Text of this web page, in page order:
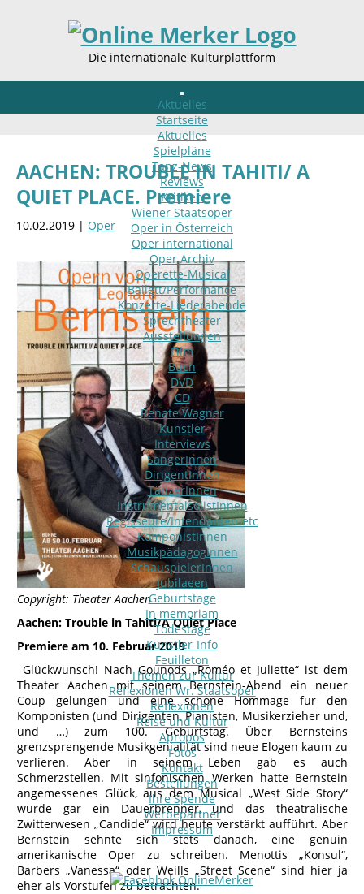
Die internationale Kulturplattform
Aktuelles
Startseite
Aktuelles
Spielpläne
Tanz-News
Reviews
Kritiken
Wiener Staatsoper
Oper in Österreich
Oper international
Oper Archiv
Operette-Musical
Ballett/Performance
Konzerte-Liederabende
Sprechtheater
Ausstellungen
Film
Buch
DVD
CD
Renate Wagner
Künstler
Interviews
SängerInnen
DirigentInnen
TänzerInnen
InstrumentalsolistInnen
Regisseure/Intendanten-etc
KomponistInnen
MusikpädagogInnen
SchauspielerInnen
Jubilaeen
Geburtstage
In memoriam
Todestage
Künstler-Info
Feuilleton
Themen zur Kultur
Reflexionen Wr. Staatsoper
Reflexionen
Reise und Kultur
Apropos
Fotos
Kontakt
Bestellungen
Ihre Spende
Werbepartner
Impressum
AACHEN: TROUBLE IN TAHITI/ A
QUIET PLACE. Premiere
10.02.2019 | Oper
Copyright: Theater Aachen
Aachen: Trouble in Tahiti/A Quiet Place
Premiere am 10. Februar 2019
Glückwunsch! Nach Gounods „Roméo et Juliette“ ist dem
Theater Aachen mit seinem Bernstein-Abend ein neuer
Coup gelungen und eine schöne Hommage für den
Komponisten (und Dirigenten, Pianisten, Musikerzieher und,
und …) zum 100. Geburtstag. Über Bernsteins
grenzsprengende Musikgenialität sind neue Elogen kaum zu
verlieren. Aber in seinem Leben gab es auch
Schmerzstellen. Mit sinfonischen Werken hatte Bernstein
angemessenes Glück, aus dem Musical „West Side Story“
wurde gar ein Dauerbrenner, und das theatralische
Zwitterwesen „Candide“ wird heute verstärkt aufführt. Aber
Bernstein sehnte sich stets danach, eine genuin
amerikanische Oper zu schreiben. Menottis „Konsul“,
Barbers „Vanessa“ oder Weills „Street Scene“ sind hier ja
eher als Vorstufen zu betrachten.